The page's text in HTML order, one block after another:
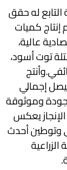
التابع له حقق
كميات
عالية،
و22 ألف شتلة توت أسود،
شتلة موز، ليصل إجمالي
عالية الجودة وموثوقة
يعكس
وتوطين أحدث